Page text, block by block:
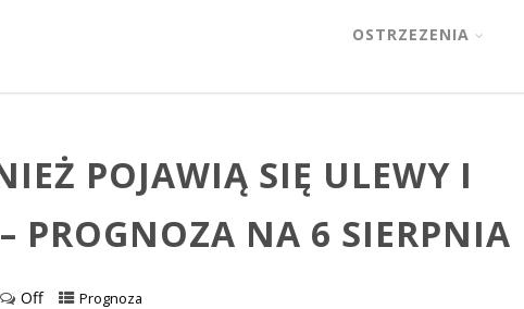
OSTRZEZENIA
POJAWIĄ SIĘ ULEWY I
PROGNOZA NA 6 SIERPNIA
Off Prognoza